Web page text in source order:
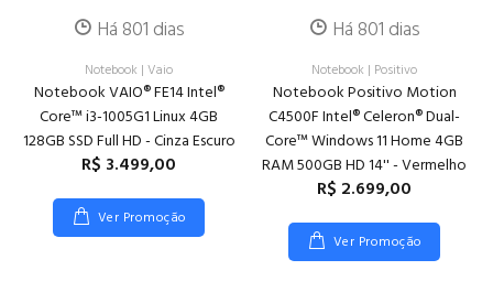
Há 801 dias
Notebook | Vaio
Notebook VAIO® FE14 Intel®
Core™ i3-1005G1 Linux 4GB
128GB SSD Full HD - Cinza Escuro
R$ 3.499,00
Ver Promoção
Há 801 dias
Notebook | Positivo
Notebook Positivo Motion
C4500F Intel® Celeron® Dual-
Core™ Windows 11 Home 4GB
RAM 500GB HD 14'' - Vermelho
R$ 2.699,00
Ver Promoção